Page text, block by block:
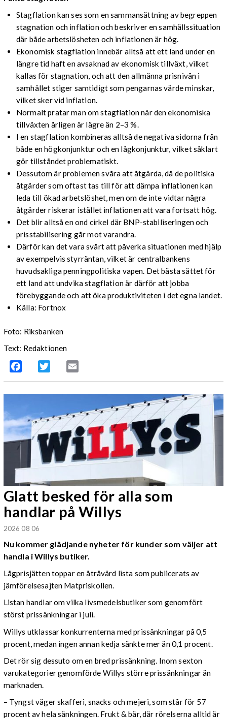
Stagflation kan ses som en sammansättning av begreppen
stagnation och inflation och beskriver en samhällssituation
där både arbetslösheten och inflationen är hög.
Ekonomisk stagflation innebär alltså att ett land under en
längre tid haft en avsaknad av ekonomisk tillväxt, vilket
kallas för stagnation, och att den allmänna prisnivån i
samhället stiger samtidigt som pengarnas värde minskar,
vilket sker vid inflation.
Normalt pratar man om stagflation när den ekonomiska
tillväxten årligen är lägre än 2–3 %.
I en stagflation kombineras alltså de negativa sidorna från
både en högkonjunktur och en lågkonjunktur, vilket såklart
gör tillståndet problematiskt.
Dessutom är problemen svåra att åtgärda, då de politiska
åtgärder som oftast tas till för att dämpa inflationen kan
leda till ökad arbetslöshet, men om de inte vidtar några
åtgärder riskerar istället inflationen att vara fortsatt hög.
Det blir alltså en ond cirkel där BNP-stabiliseringen och
prisstabilisering går mot varandra.
Därför kan det vara svårt att påverka situationen med hjälp
av exempelvis styrräntan, vilket är centralbankens
huvudsakliga penningpolitiska vapen. Det bästa sättet för
ett land att undvika stagflation är därför att jobba
förebyggande och att öka produktiviteten i det egna landet.
Källa: Fortnox
Foto: Riksbanken
Text: Redaktionen
Facebook Twitter
Glatt besked för alla som
handlar på Willys
2026 08 06
Nu kommer glädjande nyheter för kunder som väljer att
handla i Willys butiker.
Lågprisjätten toppar en åtråvärd lista som publicerats av
jämförelsesajten Matpriskollen.
Listan handlar om vilka livsmedelsbutiker som genomfört
störst prissänkningar i juli.
Willys utklassar konkurrenterna med prissänkningar på 0,5
procent, medan ingen annan kedja sänkte mer än 0,1 procent.
Det rör sig dessuto om en bred prissänkning. Inom sexton
varukategorier genomförde Willys större prissänkningar än
marknaden.
– Tyngst väger skafferi, snacks och mejeri, som står för 57
procent av hela sänkningen. Frukt & bär, där rörelserna alltid är